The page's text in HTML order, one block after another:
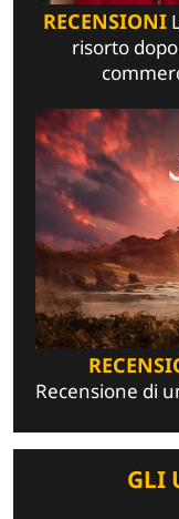
RECENSIONI
risorto
Recensione di
GLI